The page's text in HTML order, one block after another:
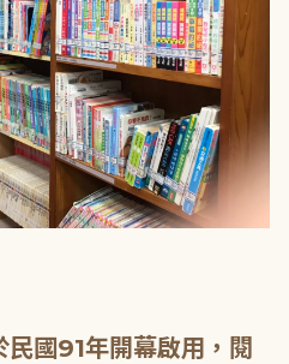
國91年開幕啟用，閱